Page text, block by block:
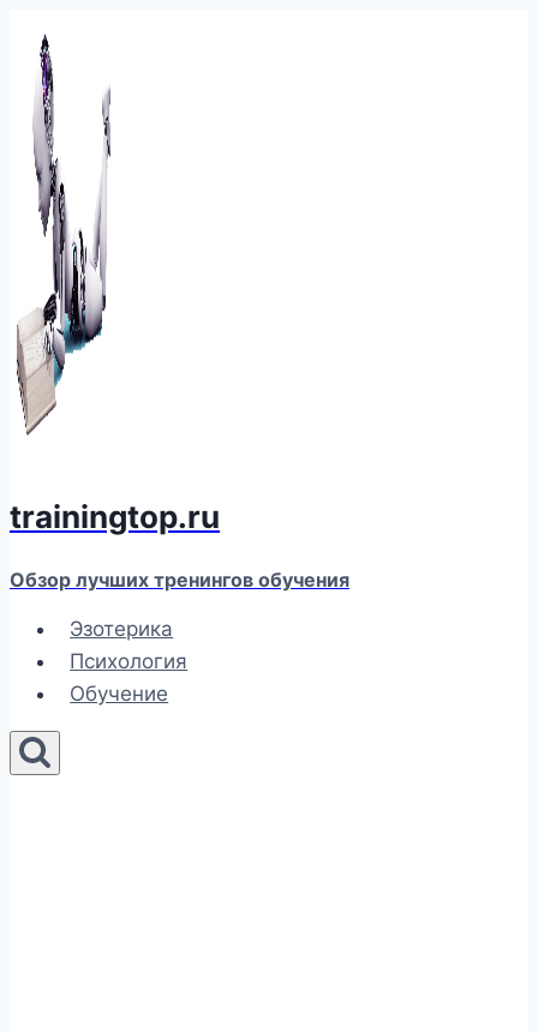
содержимому
trainingtop.ru
Обзор лучших тренингов обучения
Эзотерика
Психология
Обучение